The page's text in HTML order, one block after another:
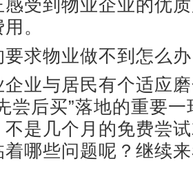
受到物业企业的优
。
物业做不到怎么
与居民有个适应磨
尝后买”落地的重要
是几个月的免费尝
着哪些问题呢？继续